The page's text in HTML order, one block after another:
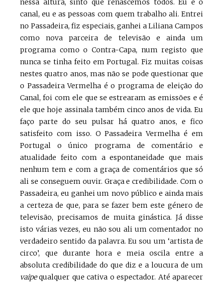
nessa altura, sinto que renascemos todos. Eu e o
canal, eu e as pessoas com quem trabalho ali. Entrei
no Passadeira, fiz especiais, ganhei a Liliana Campos
como nova parceira de televisão e ainda um
programa como o Contra-Capa, num registo que
nunca se tinha feito em Portugal. Fiz muitas coisas
nestes quatro anos, mas não se pode questionar que
o Passadeira Vermelha é o programa de eleição do
Canal, foi com ele que se estrearam as emissões e é
ele que hoje assinala também cinco anos de vida. Eu
faço parte do seu pulsar há quatro anos, e fico
satisfeito com isso. O Passadeira Vermelha é em
Portugal o único programa de comentário e
atualidade feito com a espontaneidade que mais
nenhum tem e com a graça de comentários que só
ali se conseguem ouvir. Graça e credibilidade. Com o
Passadeira, eu ganhei um novo público e ainda mais
a certeza de que, para se fazer bem este género de
televisão, precisamos de muita ginástica. Já disse
isto várias vezes, eu não sou ali um comentador no
verdadeiro sentido da palavra. Eu sou um ‘artista de
circo’, que durante hora e meia oscila entre a
absoluta credibilidade do que diz e a loucura de um
vaipequalquer que cativa o espectador. Até aparecer